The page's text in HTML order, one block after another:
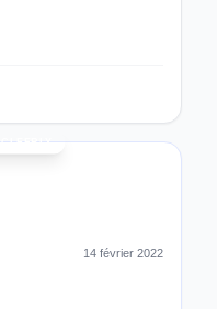
14 février 2022